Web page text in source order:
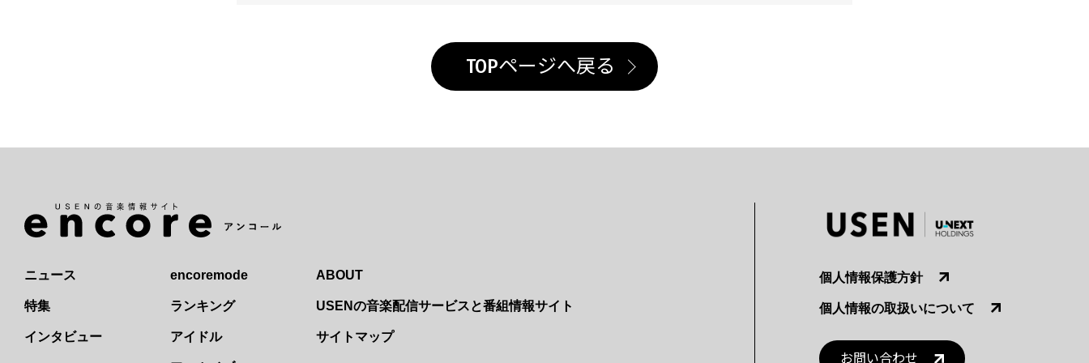
TOPページへ戻る
ニュース
特集
インタビュー
encoremode
ランキング
アイドル
ABOUT
USENの音楽配信サービスと番組情報サイト
サイトマップ
個人情報保護方針
個人情報の取扱いについて
お問い合わせ